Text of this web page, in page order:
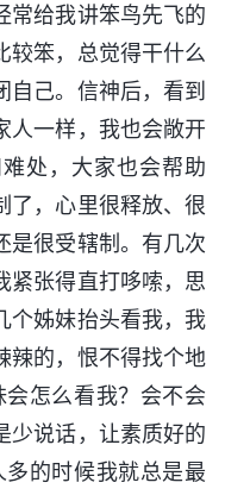
常给我讲笨鸟先飞的
较笨，总觉得干什么
己。信神后，看到
人一样，我也会敞开
处，大家也会帮助
了，心里很释放、很
是很受辖制。有几次
紧张得直打哆嗦，思
个姊妹抬头看我，我
辣的，恨不得找个地
怎么看我？会不会
少说话，让素质好的
的时候我就总是最